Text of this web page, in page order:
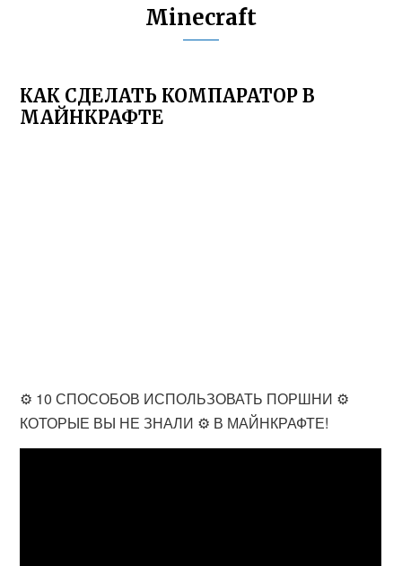
Minecraft
КАК СДЕЛАТЬ КОМПАРАТОР В
МАЙНКРАФТЕ
⚙ 10 СПОСОБОВ ИСПОЛЬЗОВАТЬ ПОРШНИ ⚙
КОТОРЫЕ ВЫ НЕ ЗНАЛИ ⚙ В МАЙНКРАФТЕ!